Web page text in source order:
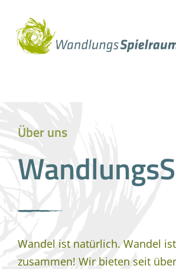
Über uns
Wandel ist natürlich. Wandel
zusammen! Wir bieten seit